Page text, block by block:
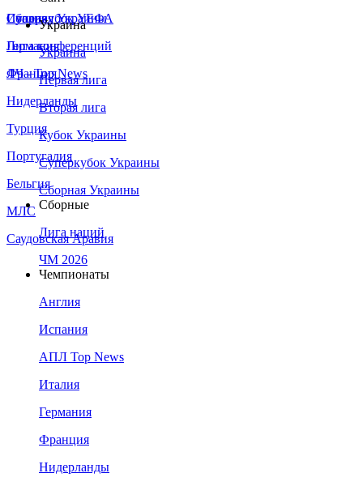
Сборная Украины
Италия
Германия
Франция
Нидерланды
Турция
Португалия
Бельгия
МЛС
Саудовская Аравия
Суперкубок УЕФА
Лига конференций
ЛЧ - Top News
Украина
Украина
Первая лига
Вторая лига
Кубок Украины
Суперкубок Украины
Сборная Украины
Сборные
Лига наций
ЧМ 2026
Чемпионаты
Англия
Испания
АПЛ Top News
Италия
Германия
Франция
Нидерланды